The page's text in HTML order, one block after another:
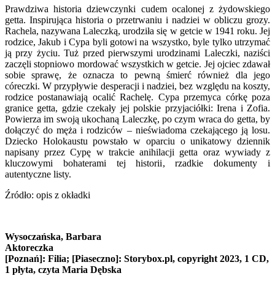
Prawdziwa historia dziewczynki cudem ocalonej z żydowskiego
getta. Inspirująca historia o przetrwaniu i nadziei w obliczu grozy.
Rachela, nazywana Laleczką, urodziła się w getcie w 1941 roku. Jej
rodzice, Jakub i Cypa byli gotowi na wszystko, byle tylko utrzymać
ją przy życiu. Tuż przed pierwszymi urodzinami Laleczki, naziści
zaczęli stopniowo mordować wszystkich w getcie. Jej ojciec zdawał
sobie sprawę, że oznacza to pewną śmierć również dla jego
córeczki. W przypływie desperacji i nadziei, bez względu na koszty,
rodzice postanawiają ocalić Rachelę. Cypa przemyca córkę poza
granice getta, gdzie czekały jej polskie przyjaciółki: Irena i Zofia.
Powierza im swoją ukochaną Laleczkę, po czym wraca do getta, by
dołączyć do męża i rodziców – nieświadoma czekającego ją losu.
Dziecko Holokaustu powstało w oparciu o unikatowy dziennik
napisany przez Cypę w trakcie anihilacji getta oraz wywiady z
kluczowymi bohaterami tej historii, rzadkie dokumenty i
autentyczne listy.
Źródło: opis z okładki
Wysoczańska, Barbara
Aktoreczka
[Poznań]: Filia; [Piaseczno]: Storybox.pl, copyright 2023, 1 CD,
1 płyta, czyta Maria Dębska